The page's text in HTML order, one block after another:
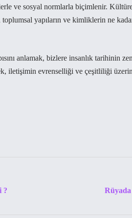
ve sosyal normlarla biçimlenir.
yapıların ve kimliklerin ne
anlamak, bizlere insanlık tarihinin
iletişimin evrenselliği ve çeşitliliği
?